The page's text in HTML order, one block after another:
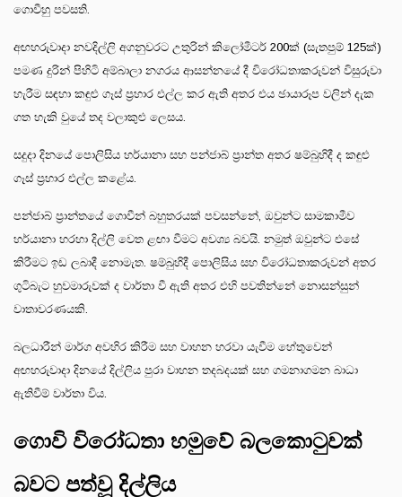
ගොවීහු පවසති.
අඟහරුවාදා නවදිල්ලි අගනුවරට උතුරින් කිලෝමීටර් 200ක් (සැතපුම් 125ක්)
පමණ දුරින් පිහිටි අම්බාලා නගරය ආසන්නයේ දී විරෝධතාකරුවන් විසුරුවා
හැරීම සඳහා කඳුළු ගෑස් ප්‍රහාර එල්ල කර ඇති අතර එය ඡායාරූප වලින් දැක
ගත හැකි වුයේ තද වලාකුළු ලෙසය.
සදුදා දිනයේ පොලිසිය හර්යානා සහ පන්ජාබ් ප්‍රාන්ත අතර ෂම්බුහිදී ද කඳුළු
ගෑස් ප්‍රහාර එල්ල කළේය.
පන්ජාබ් ප්‍රාන්තයේ ගොවීන් බහුතරයක් පවසන්නේ, ඔවුන්ට සාමකාමීව
හර්යානා හරහා දිල්ලි වෙත ළඟා වීමට අවශ්‍ය බවයි. නමුත් ඔවුන්ට එසේ
කිරීමට ඉඩ ලබාදී නොමැත. ෂම්බුහිදී පොලිසිය සහ විරෝධතාකරුවන් අතර
ගුටිබැට හුවමාරුවක් ද වාර්තා වී ඇති අතර එහි පවතින්නේ නොසන්සුන්
වාතාවරණයකි.
බලධාරීන් මාර්ග අවහිර කිරීම සහ වාහන හරවා යැවීම හේතුවෙන්
අඟහරුවාදා දිනයේ දිල්ලිය පුරා වාහන තදබදයක් සහ ගමනාගමන බාධා
ඇතිවීම් වාර්තා විය.
ගොවි විරෝධතා හමුවේ බලකොටුවක්
බවට පත්වූ දිල්ලිය